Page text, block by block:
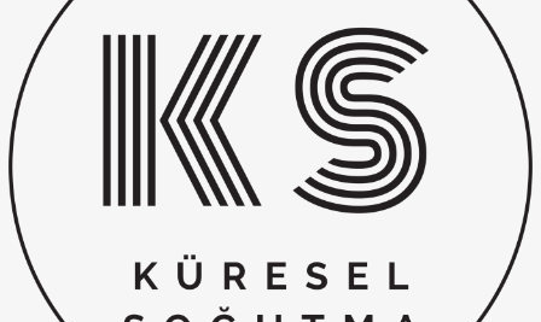
Elektrikli Aksamlar
Elektrikli Süpürge
Fan
Fırın, Ocak ve Aspiratör
Klima